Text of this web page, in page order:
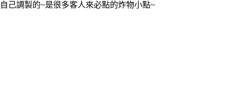
自己調製的~是很多客人來必點的炸物小點~